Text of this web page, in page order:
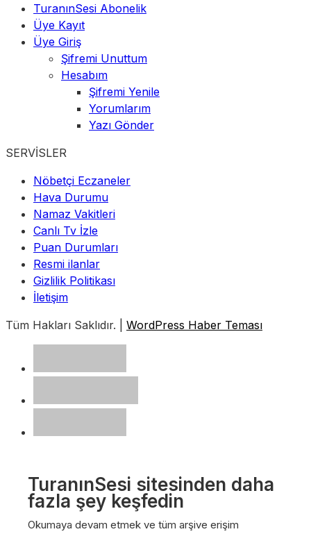
TuranınSesi Abonelik
Üye Kayıt
Üye Giriş
Şifremi Unuttum
Hesabım
Şifremi Yenile
Yorumlarım
Yazı Gönder
SERVİSLER
Nöbetçi Eczaneler
Hava Durumu
Namaz Vakitleri
Canlı Tv İzle
Puan Durumları
Resmi ilanlar
Gizlilik Politikası
İletişim
Tüm Hakları Saklıdır. | WordPress Haber Teması
TuranınSesi sitesinden daha
fazla şey keşfedin
Okumaya devam etmek ve tüm arşive erişim